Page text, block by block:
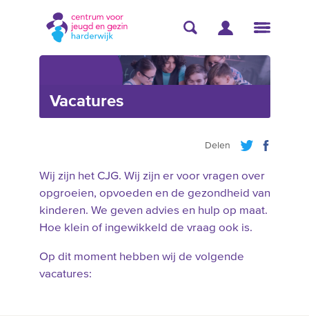
Vacatures
Delen
Wij zijn het CJG. Wij zijn er voor vragen over
opgroeien, opvoeden en de gezondheid van
kinderen. We geven advies en hulp op maat.
Hoe klein of ingewikkeld de vraag ook is.
Op dit moment hebben wij de volgende
vacatures: